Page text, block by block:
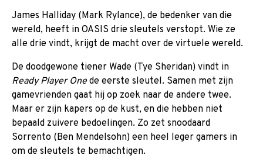
James Halliday (Mark Rylance), de bedenker van die
wereld, heeft in OASIS drie sleutels verstopt. Wie ze
alle drie vindt, krijgt de macht over de virtuele wereld.
De doodgewone tiener Wade (Tye Sheridan) vindt in
Ready Player Onede eerste sleutel. Samen met zijn
gamevrienden gaat hij op zoek naar de andere twee.
Maar er zijn kapers op de kust, en die hebben niet
bepaald zuivere bedoelingen. Zo zet snoodaard
Sorrento (Ben Mendelsohn) een heel leger gamers in
om de sleutels te bemachtigen.